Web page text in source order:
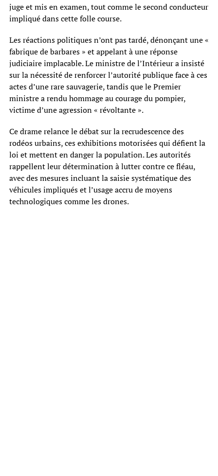
juge et mis en examen, tout comme le second conducteur
impliqué dans cette folle course.
Les réactions politiques n’ont pas tardé, dénonçant une «
fabrique de barbares » et appelant à une réponse
judiciaire implacable. Le ministre de l’Intérieur a insisté
sur la nécessité de renforcer l’autorité publique face à ces
actes d’une rare sauvagerie, tandis que le Premier
ministre a rendu hommage au courage du pompier,
victime d’une agression « révoltante ».
Ce drame relance le débat sur la recrudescence des
rodéos urbains, ces exhibitions motorisées qui défient la
loi et mettent en danger la population. Les autorités
rappellent leur détermination à lutter contre ce fléau,
avec des mesures incluant la saisie systématique des
véhicules impliqués et l’usage accru de moyens
technologiques comme les drones.